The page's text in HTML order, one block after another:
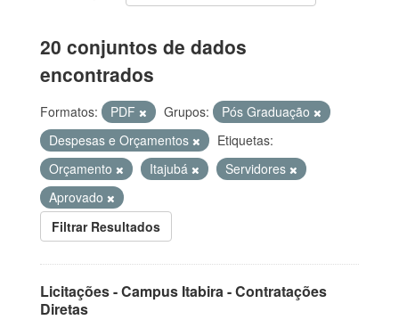
20 conjuntos de dados
encontrados
Formatos: PDF Grupos:
Pós Graduação
Despesas e Orçamentos
Etiquetas:
Orçamento
Itajubá
Servidores
Aprovado
Filtrar Resultados
Licitações - Campus Itabira - Contratações
Diretas